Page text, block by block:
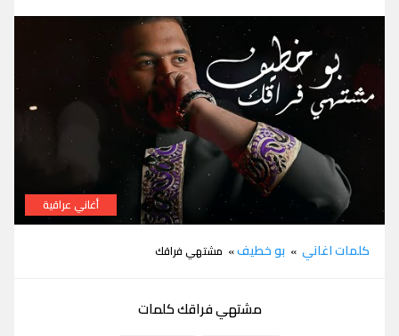
أغاني عراقية
كلمات اغاني » بو خطيف» مشتهي فراقك
مشتهي فراقك كلمات